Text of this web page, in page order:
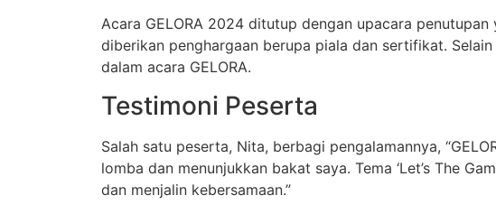
Acara GELORA 2024 ditutup dengan upacara
diberikan penghargaan berupa piala dan sertifikat.
dalam acara GELORA.
Testimoni Peserta
Salah satu peserta, Nita, berbagi pengalamannya,
lomba dan menunjukkan bakat saya. Tema ‘Let’s The
dan menjalin kebersamaan.”